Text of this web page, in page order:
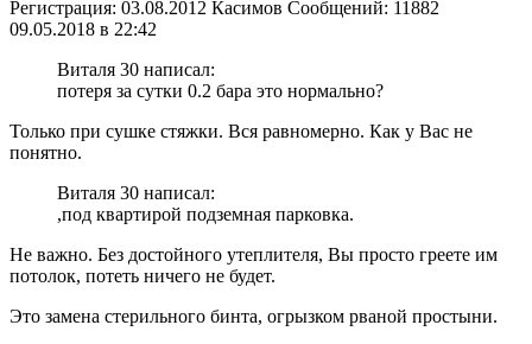
Регистрация: 03.08.2012 Касимов Сообщений: 11882
09.05.2018 в 22:42
Виталя 30 написал:
потеря за сутки 0.2 бара это нормально?
Только при сушке стяжки. Вся равномерно. Как у Вас не
понятно.
Виталя 30 написал:
,под квартирой подземная парковка.
Не важно. Без достойного утеплителя, Вы просто греете им
потолок, потеть ничего не будет.
Это замена стерильного бинта, огрызком рваной простыни.